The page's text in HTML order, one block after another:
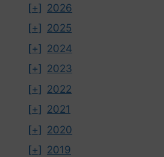
[+] 2026
[+] 2025
[+] 2024
[+] 2023
[+] 2022
[+] 2021
[+] 2020
[+] 2019